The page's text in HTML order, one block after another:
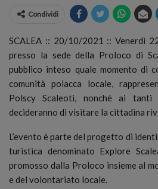
Condividi
SCALEA :: 20/10/2021 :: Venerdì
presso la sede della Proloco di
pubblico inteso quale momento di
comunità polacca locale,
Polscy Scaleoti, nonché ai
decideranno di visitare la cittadina
L’evento è parte del progetto di
turistica denominato Explore
promosso dalla Proloco insieme al
e del volontariato locale.